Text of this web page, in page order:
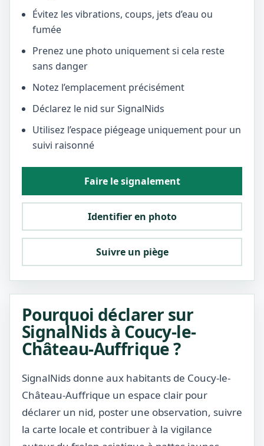
Évitez les vibrations, coups, jets d’eau ou
fumée
Prenez une photo uniquement si cela reste
sans danger
Notez l’emplacement précisément
Déclarez le nid sur SignalNids
Utilisez l’espace piégeage uniquement pour un
suivi raisonné
Faire le signalement
Identifier en photo
Suivre un piège
Pourquoi déclarer sur
SignalNids à Coucy-le-
Château-Auffrique ?
SignalNids donne aux habitants de Coucy-le-
Château-Auffrique un espace clair pour
déclarer un nid, poster une observation, suivre
la carte locale et contribuer à la vigilance